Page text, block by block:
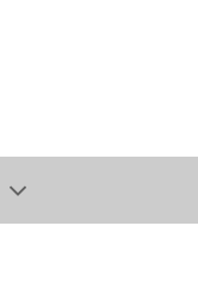
サポート